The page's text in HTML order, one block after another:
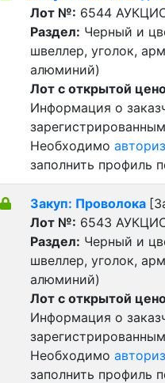
Лот №: 6544
Раздел: Черный и
швеллер, уголок,
алюминий)
Лот с открытой
Информация о
Необходимо
заполнить профиль
Закуп: Проволока
Лот №: 6543
Раздел: Черный и
швеллер, уголок,
алюминий)
Лот с открытой
Информация о
Необходимо
заполнить профиль